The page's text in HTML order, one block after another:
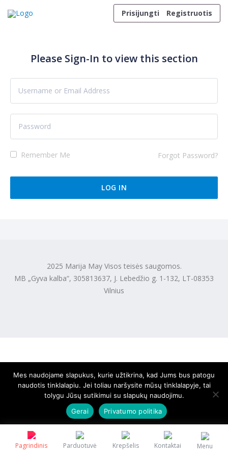
Prisijungti
Registruotis
Pagrindinis Parduotuvė Krepšelis Kontaktai Menu
Please Sign-In to view this section
Remember Me Forgot Password?
2025 Marija May Visos teisės saugomos.
MB „Gyva kalba“, 305813637, J. Lebedžio g. 1-132, LT-08353
Vilnius
Mes naudojame slapukus, kurie užtikrina, kad Jums bus patogu
naudotis tinklalapiu. Jei toliau naršysite mūsų tinklalapyje, tai
tolygu Jūsų sutikimui su slapukų naudojimu.
Gerai
Privatumo politika